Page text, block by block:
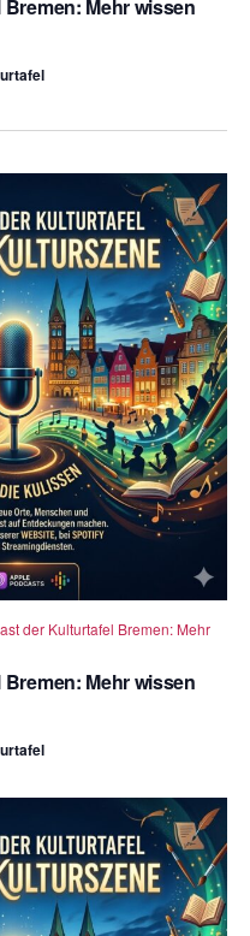
Mehr wissen
Mehr wissen
der Kulturtafel Bremen: Mehr